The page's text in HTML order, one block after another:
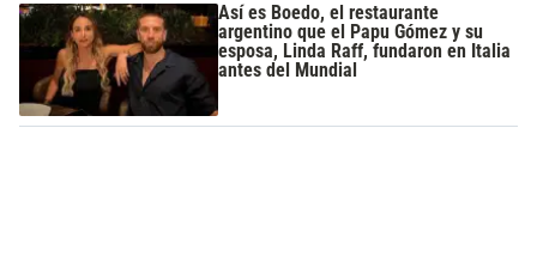
Así es Boedo, el restaurante
argentino que el Papu Gómez y su
esposa, Linda Raff, fundaron en Italia
antes del Mundial